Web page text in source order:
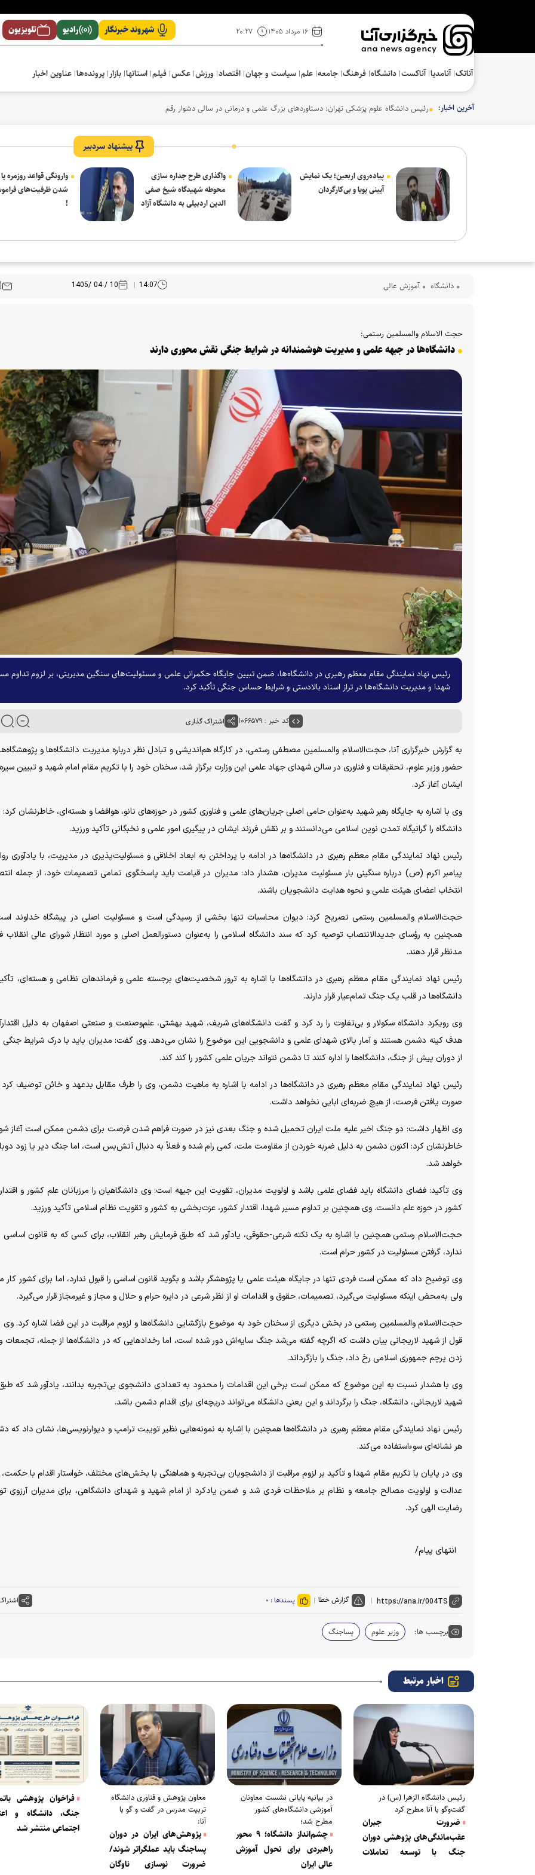
۱۶ مرداد ۱۴۰۵ ۲۰:۲۷ شهروند خبرنگار رادیو تلویزیون
آناتک آنامدیا آناکست دانشگاه فرهنگ‌ جامعه علم سیاست و جهان اقتصاد ورزش عکس فیلم استانها بازار پرونده‌ها عناوین اخبار
آخرین اخبار: رئیس دانشگاه علوم پزشکی تهران: دستاوردهای بزرگ علمی و درمانی در سالی دشوار رقم خورد
پیشنهاد سردبیر
پیاده‌روی اربعین؛ یک نمایش
آیینی پویا و بی‌کارگردان
واگذاری طرح جداره سازی
محوطه شهیدگاه شیخ صفی
الدین اردبیلی به دانشگاه آزاد
وارونگی قواعد روزمره
شدن ظرفیت‌های
!
دانشگاه آموزش عالی 14:07
10 / 04 /1405
حجت الاسلام والمسلمین رستمی:
دانشگاه‌ها در جبهه علمی و مدیریت هوشمندانه در شرایط جنگی نقش محوری دارند
رئیس نهاد نمایندگی مقام معظم رهبری در دانشگاه‌ها، ضمن تبیین جایگاه حکمرانی علمی و مسئولیت‌های سنگین مدیریتی، بر لزوم تداوم
شهدا و مدیریت دانشگاه‌ها در تراز اسناد بالادستی و شرایط حساس جنگی تأکید کرد.
کد خبر : ۱۰۶۶۵۷۹ اشتراک گذاری
به گزارش خبرگزاری آنا، حجت‌الاسلام والمسلمین مصطفی رستمی، در کارگاه هم‌اندیشی و تبادل نظر درباره مدیریت دانشگاه‌ها و
حضور وزیر علوم، تحقیقات و فناوری در سالن شهدای جهاد علمی این وزارت برگزار شد، سخنان خود را با تکریم مقام امام شهید و تبیین
ایشان آغاز کرد.
وی با اشاره به جایگاه رهبر شهید به‌عنوان حامی اصلی جریان‌های علمی و فناوری کشور در حوزه‌های نانو، هوافضا و هسته‌ای، خاطرنشان
دانشگاه را گرانیگاه تمدن نوین اسلامی می‌دانستند و بر نقش فرزند ایشان در پیگیری امور علمی و نخبگانی تأکید ورزید.
رئیس نهاد نمایندگی مقام معظم رهبری در دانشگاه‌ها در ادامه با پرداختن به ابعاد اخلاقی و مسئولیت‌پذیری در مدیریت، با یادآوری
پیامبر اکرم (ص) درباره سنگینی بار مسئولیت مدیران، هشدار داد: مدیران در قیامت باید پاسخگوی تمامی تصمیمات خود، از جمله
انتخاب اعضای هیئت علمی و نحوه هدایت دانشجویان باشند.
حجت‌الاسلام والمسلمین رستمی تصریح کرد: دیوان محاسبات تنها بخشی از رسیدگی است و مسئولیت اصلی در پیشگاه خداوند
همچنین به رؤسای جدیدالانتصاب توصیه کرد که سند دانشگاه اسلامی را به‌عنوان دستورالعمل اصلی و مورد انتظار شورای عالی انقلاب
مدنظر قرار دهند.
رئیس نهاد نمایندگی مقام معظم رهبری در دانشگاه‌ها با اشاره به ترور شخصیت‌های برجسته علمی و فرماندهان نظامی و هسته‌ای،
دانشگاه‌ها در قلب یک جنگ تمام‌عیار قرار دارند.
وی رویکرد دانشگاه سکولار و بی‌تفاوت را رد کرد و گفت دانشگاه‌های شریف، شهید بهشتی، علم‌وصنعت و صنعتی اصفهان به دلیل
هدف کینه دشمن هستند و آمار بالای شهدای علمی و دانشجویی این موضوع را نشان می‌دهد. وی گفت: مدیران باید با درک شرایط جنگی و
از دوران پیش از جنگ، دانشگاه‌ها را اداره کنند تا دشمن نتواند جریان علمی کشور را کند کند.
رئیس نهاد نمایندگی مقام معظم رهبری در دانشگاه‌ها در ادامه با اشاره به ماهیت دشمن، وی را طرف مقابل بدعهد و خائن توصیف
صورت یافتن فرصت، از هیچ ضربه‌ای ابایی نخواهد داشت.
وی اظهار داشت: دو جنگ اخیر علیه ملت ایران تحمیل شده و جنگ بعدی نیز در صورت فراهم شدن فرصت برای دشمن ممکن است آغاز
خاطرنشان کرد: اکنون دشمن به دلیل ضربه خوردن از مقاومت ملت، کمی رام شده و فعلاً به دنبال آتش‌بس است، اما جنگ دیر یا زود
خواهد شد.
وی تأکید: فضای دانشگاه باید فضای علمی باشد و اولویت مدیران، تقویت این جبهه است؛ وی دانشگاهیان را مرزبانان علم کشور و
کشور در حوزه علم دانست. وی همچنین بر تداوم مسیر شهدا، اقتدار کشور، عزت‌بخشی به کشور و تقویت نظام اسلامی تأکید ورزید.
حجت‌الاسلام رستمی همچنین با اشاره به یک نکته شرعی-حقوقی، یادآور شد که طبق فرمایش رهبر انقلاب، برای کسی که به قانون اساسی
ندارد، گرفتن مسئولیت در کشور حرام است.
وی توضیح داد که ممکن است فردی تنها در جایگاه هیئت علمی یا پژوهشگر باشد و بگوید قانون اساسی را قبول ندارد، اما برای کشور کار
ولی به‌محض اینکه مسئولیت می‌گیرد، تصمیمات، حقوق و اقدامات او از نظر شرعی در دایره حرام و حلال و مجاز و غیرمجاز قرار می‌گیرد.
حجت‌الاسلام والمسلمین رستمی در بخش دیگری از سخنان خود به موضوع بازگشایی دانشگاه‌ها و لزوم مراقبت در این فضا اشاره کرد. وی
قول از شهید لاریجانی بیان داشت که اگرچه گفته می‌شد جنگ سایه‌اش دور شده است، اما رخداد‌هایی که در دانشگاه‌ها از جمله،
زدن پرچم جمهوری اسلامی رخ داد، جنگ را بازگرداند.
وی با هشدار نسبت به این موضوع که ممکن است برخی این اقدامات را محدود به تعدادی دانشجوی بی‌تجربه بدانند، یادآور شد که
شهید لاریجانی، دانشگاه، جنگ را برگرداند و این یعنی دانشگاه می‌تواند دریچه‌ای برای اقدام دشمن باشد.
رئیس نهاد نمایندگی مقام معظم رهبری در دانشگاه‌ها همچنین با اشاره به نمونه‌هایی نظیر توییت ترامپ و دیوارنویسی‌ها، نشان داد که
هر نشانه‌ای سوءاستفاده می‌کند.
وی در پایان با تکریم مقام شهدا و تأکید بر لزوم مراقبت از دانشجویان بی‌تجربه و هماهنگی با بخش‌های مختلف، خواستار اقدام با حکمت،
عدالت و اولویت مصالح جامعه و نظام بر ملاحظات فردی شد و ضمن یادکرد از امام شهید و شهدای دانشگاهی، برای مدیران آرزوی
رضایت الهی کرد.
انتهای پیام/
گزارش خطا پسندها : ۰
برچسب ها: وزیر علوم پساجنگ
اخبار مرتبط
رئیس دانشگاه الزهرا (س) در
گفت‌و‌گو با آنا مطرح کرد
ضرورت جبران
عقب‌ماندگی‌های پژوهشی دوران
جنگ با توسعه تعاملات
در بیانیه پایانی نشست معاونان
آموزشی دانشگاه‌های کشور
مطرح شد؛
چشم‌انداز دانشگاه؛ ۹ محور
راهبردی برای تحول آموزش
عالی ایران
معاون پژوهش و فناوری دانشگاه
تربیت مدرس در گفت و گو با
آنا:
پژوهش‌های ایران در دوران
پساجنگ باید عملگراتر شوند/
ضرورت نوسازی ناوگان
فراخوان پژوهشی
جنگ، دانشگاه و
اجتماعی منتشر شد